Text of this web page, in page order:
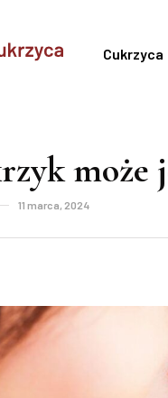
Cukrzyca
może
11 marca, 2024